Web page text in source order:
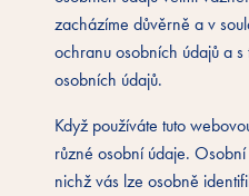
zacházíme důvěrně a v
ochranu osobních údajů a
osobních údajů.
Když používáte tuto
různé osobní údaje.
nichž vás lze osobně